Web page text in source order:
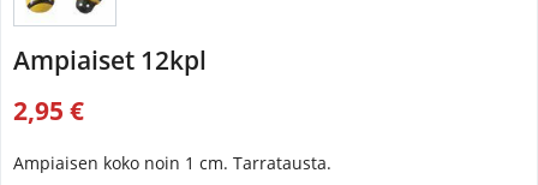
Ampiaiset 12kpl
2,95 €
Ampiaisen koko noin 1 cm. Tarratausta.